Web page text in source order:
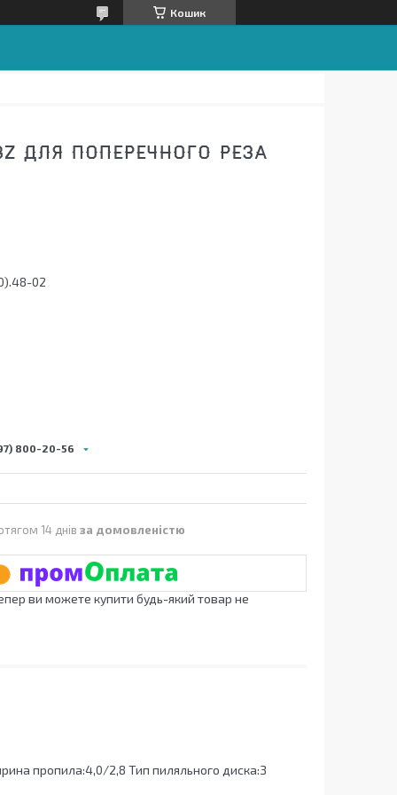
Кошик
ДЛЯ ПОПЕРЕЧНОГО РЕЗА
02
800-20-56
14 днів за домовленістю
ви можете купити будь-який товар не
пропила:4,0/2,8 Тип пиляльного диска:З